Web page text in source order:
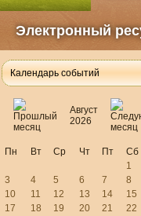
Электронный
Календарь событий
Август
2026
Пн Вт Ср Чт Пт Сб
1
3
4 5 6 7 8
10
11 12 13 14 15
17
18 19 20 21 22